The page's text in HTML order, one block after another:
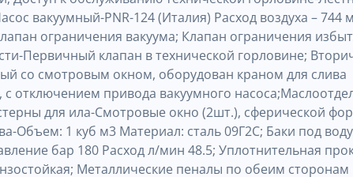
вакуумный-PNR-124 (Италия) Расход воздуха – 744
ограничения вакуума; Клапан ограничения
Первичный клапан в технической горловине;
со смотровым окном, оборудован краном для слива
отключением привода вакуумного
для ила-Смотровые окно (2шт.), сферической
Объем: 1 куб м3 Материал: сталь 09Г2С; Баки под
бар 180 Расход л/мин 48.5; Уплотнительная
Металлические пеналы по обеим сторонам